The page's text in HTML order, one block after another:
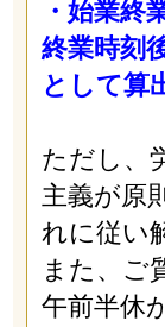
・始業終
終業時刻
として算
ただし、
主義が原
れに従い
また、ご
午前半休